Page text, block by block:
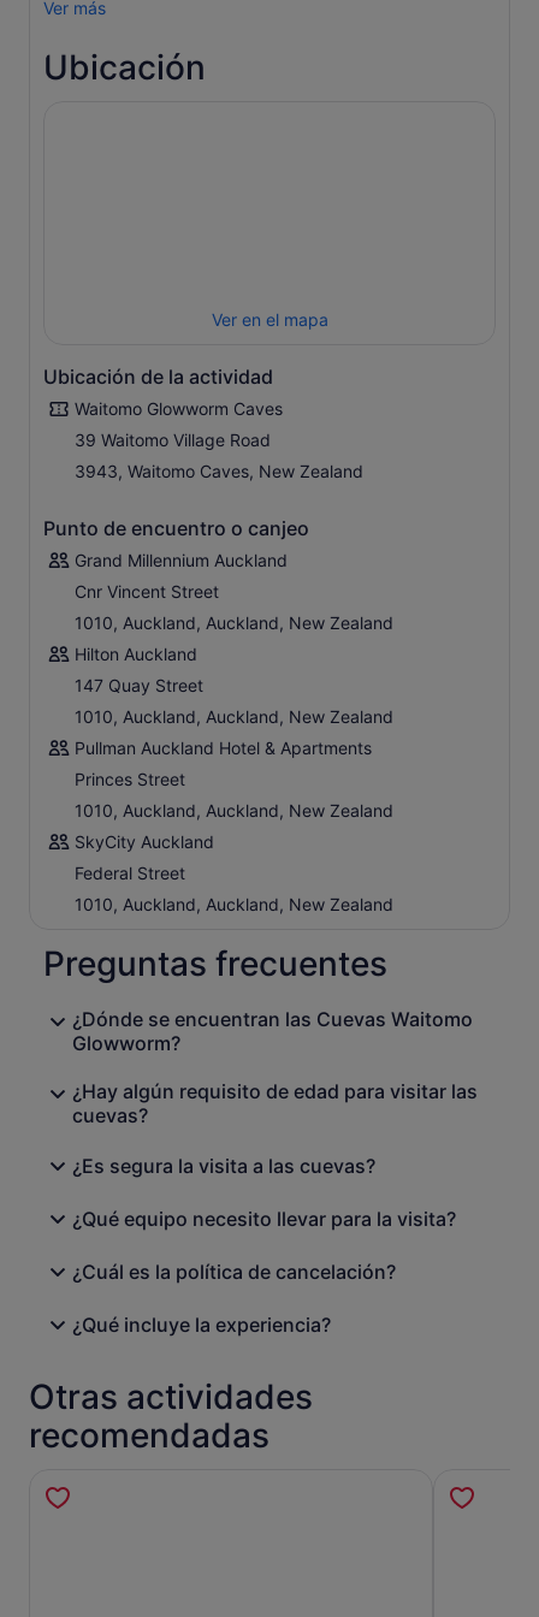
Ver más
Ubicación
Ver en el mapa
Ubicación de la actividad
Waitomo Glowworm Caves
39 Waitomo Village Road
3943, Waitomo Caves, New Zealand
Punto de encuentro o canjeo
Grand Millennium Auckland
Cnr Vincent Street
1010, Auckland, Auckland, New Zealand
Hilton Auckland
147 Quay Street
1010, Auckland, Auckland, New Zealand
Pullman Auckland Hotel & Apartments
Princes Street
1010, Auckland, Auckland, New Zealand
SkyCity Auckland
Federal Street
1010, Auckland, Auckland, New Zealand
Preguntas frecuentes
¿Dónde se encuentran las Cuevas Waitomo
Glowworm?
¿Hay algún requisito de edad para visitar las
cuevas?
¿Es segura la visita a las cuevas?
¿Qué equipo necesito llevar para la visita?
¿Cuál es la política de cancelación?
¿Qué incluye la experiencia?
Otras actividades
recomendadas